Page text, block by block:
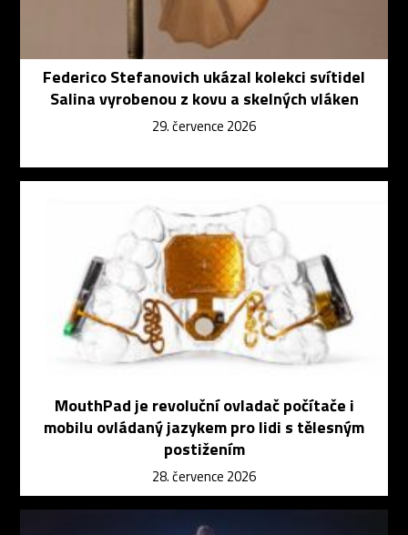
Federico Stefanovich ukázal kolekci svítidel
Salina vyrobenou z kovu a skelných vláken
29. července 2026
MouthPad je revoluční ovladač počítače i
mobilu ovládaný jazykem pro lidi s tělesným
postižením
28. července 2026